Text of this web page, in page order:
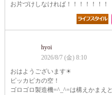
お片づけしなければ！！！！！！！
hyoi
2026/8/7 (金) 8:10
おはようございます☀
ピッカピカの空！
ゴロゴロ製造機=^_^=は構えかまえと